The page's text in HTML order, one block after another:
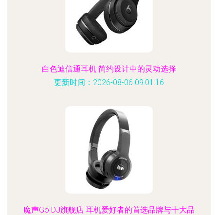
白色迪信通耳机 简约设计中的灵动选择
更新时间：2026-08-06 09:01:16
魔声Go DJ旗舰店 耳机爱好者的首选品牌与十大品